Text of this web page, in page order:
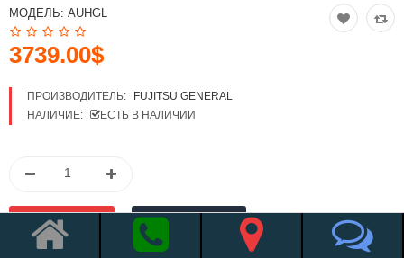
МОДЕЛЬ: AUHGL
3739.00$
ПРОИЗВОДИТЕЛЬ:
FUJITSU GENERAL
НАЛИЧИЕ:
ЕСТЬ В НАЛИЧИИ